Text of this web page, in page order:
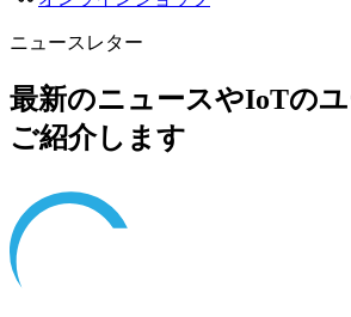
ニュースレター
最新のニュースやIoTの
ご紹介します